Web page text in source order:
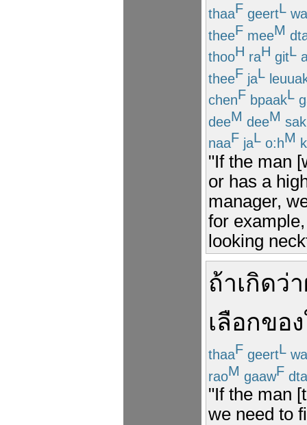
thaaF geertL
theeF meeM
thooH raH gitL
theeF jaL
chenF bpaakL
deeM deeM sak
naaF jaL o:hM
"If the man
or has a
manager,
for
looking
ถ้าเกิดว่า
เลือกขอ
thaaF geertL
raoM gaawF
"If the man
we need to